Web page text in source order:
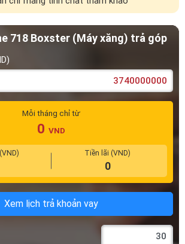
718 Boxster (Máy xăng) trả góp
Mỗi tháng chỉ từ
0 VND
Tiền lãi (VND)
0
Xem lịch trả khoản vay